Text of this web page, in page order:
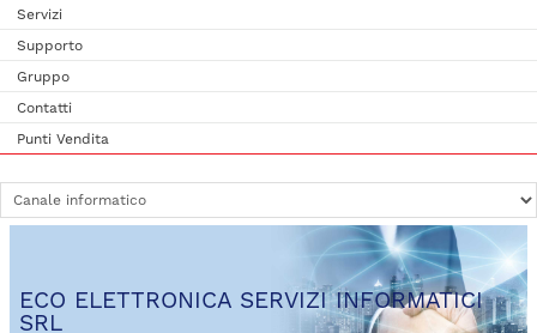
Servizi
Supporto
Gruppo
Contatti
Punti Vendita
ECO ELETTRONICA SERVIZI INFORMATICI
SRL